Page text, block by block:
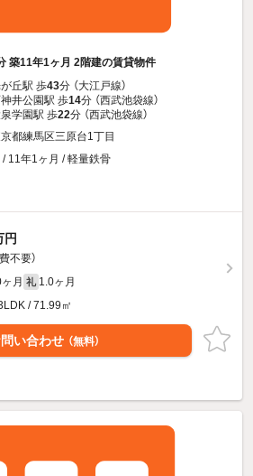
築11年1ヶ月 2階建の賃貸物件
丘駅 歩43分 （大江戸線）
井公園駅 歩14分 （西武池袋線）
学園駅 歩22分 （西武池袋線）
都練馬区三原台1丁目
/ 11年1ヶ月 / 軽量鉄骨
円
不要）
月 礼 1.0ヶ月
/ 71.99㎡
い合わせ （無料）